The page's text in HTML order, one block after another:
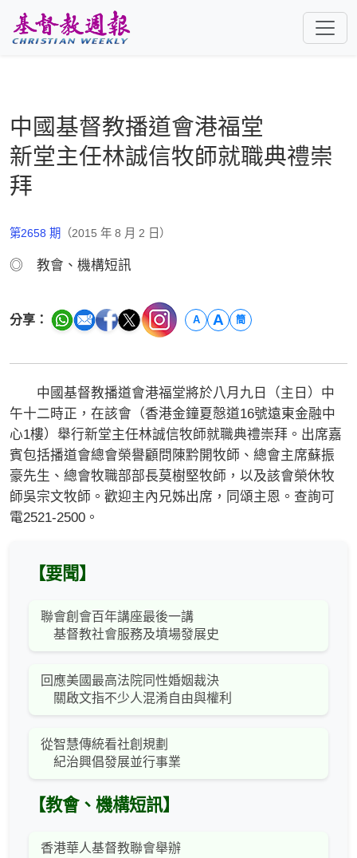
中國基督教播道會港福堂
新堂主任林誠信牧師就職典禮崇
拜
第2658 期 （2015 年 8 月 2 日）
◎ 教會、機構短訊
分享： A A 簡
中國基督教播道會港福堂將於八月九日（主日）中
午十二時正，在該會（香港金鐘夏慤道16號遠東金融中
心1樓）舉行新堂主任林誠信牧師就職典禮崇拜。出席嘉
賓包括播道會總會榮譽顧問陳黔開牧師、總會主席蘇振
豪先生、總會牧職部部長莫樹堅牧師，以及該會榮休牧
師吳宗文牧師。歡迎主內兄姊出席，同頌主恩。查詢可
電2521-2500。
【要聞】
聯會創會百年講座最後一講
基督教社會服務及墳場發展史
回應美國最高法院同性婚姻裁決
關啟文指不少人混淆自由與權利
從智慧傳統看社創規劃
紀治興倡發展並行事業
【教會、機構短訊】
香港華人基督教聯會舉辦